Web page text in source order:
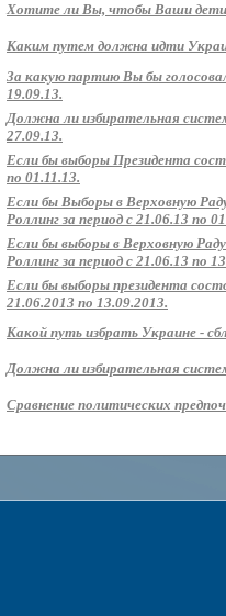
Хотите ли Вы, чтобы Ваши дети
Каким путем должна идти
За какую партию Вы бы
19.09.13.
Должна ли избирательная
27.09.13.
Если бы выборы Президента
по 01.11.13.
Если бы Выборы в Верховную
Роллинг за период с 21.06.13 по
Если бы выборы в Верховную
Роллинг за период с 21.06.13 по
Если бы выборы президента
21.06.2013 по 13.09.2013.
Какой путь избрать Украине -
Должна ли избирательная
Сравнение политических